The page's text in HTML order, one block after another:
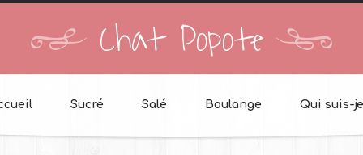
Chat Popote
Sucré Salé Boulange Qui suis-